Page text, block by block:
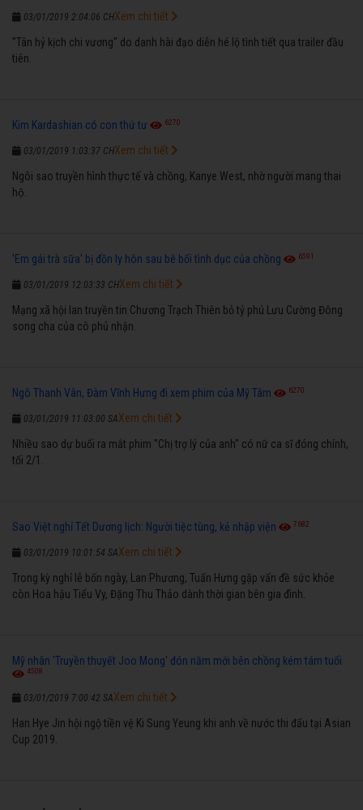
03/01/2019 2:04:06 CH
"Tân hỷ kịch chi vương" do danh hài đạo diễn hé lộ tình tiết qua trailer đầu
tiên.
Xem chi tiết
Kim Kardashian có con thứ tư 6270
03/01/2019 1:03:37 CH
Ngôi sao truyền hình thực tế và chồng, Kanye West, nhờ người mang thai
hộ.
Xem chi tiết
'Em gái trà sữa' bị đồn ly hôn sau bê bối tình dục của chồng 6591
03/01/2019 12:03:33 CH
Mạng xã hội lan truyền tin Chương Trạch Thiên bỏ tỷ phú Lưu Cường Đông
song cha của cô phủ nhận.
Xem chi tiết
Ngô Thanh Vân, Đàm Vĩnh Hưng đi xem phim của Mỹ Tâm 6270
03/01/2019 11:03:00 SA
Nhiều sao dự buổi ra mắt phim "Chị trợ lý của anh" có nữ ca sĩ đóng chính,
tối 2/1.
Xem chi tiết
Sao Việt nghỉ Tết Dương lịch: Người tiệc tùng, kẻ nhập viện 7682
03/01/2019 10:01:54 SA
Trong kỳ nghỉ lễ bốn ngày, Lan Phương, Tuấn Hưng gặp vấn đề sức khỏe
còn Hoa hậu Tiểu Vy, Đặng Thu Thảo dành thời gian bên gia đình.
Xem chi tiết
Mỹ nhân 'Truyền thuyết Joo Mong' đón năm mới bên chồng kém tám tuổi
4508
03/01/2019 7:00:42 SA
Han Hye Jin hội ngộ tiền vệ Ki Sung Yeung khi anh về nước thi đấu tại Asian
Cup 2019.
Xem chi tiết